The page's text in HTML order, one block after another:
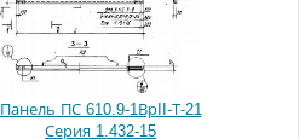
Панель ПС 610.9-1ВрII-Т-21
Серия 1.432-15